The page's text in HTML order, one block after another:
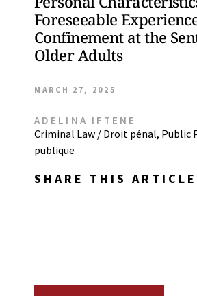
Foreseeable
Confinement at the
Older Adults
MARCH 27, 2025
ADELINA IFTENE
Criminal Law / Droit pénal, Public
publique
SHARE THIS ARTICLE